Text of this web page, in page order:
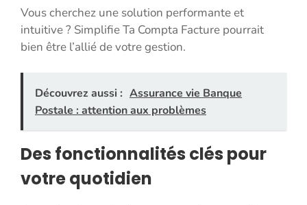
Vous cherchez une solution performante et
intuitive ? Simplifie Ta Compta Facture pourrait
bien être l’allié de votre gestion.
Découvrez aussi : Assurance vie Banque
Postale : attention aux problèmes
Des fonctionnalités clés pour
votre quotidien